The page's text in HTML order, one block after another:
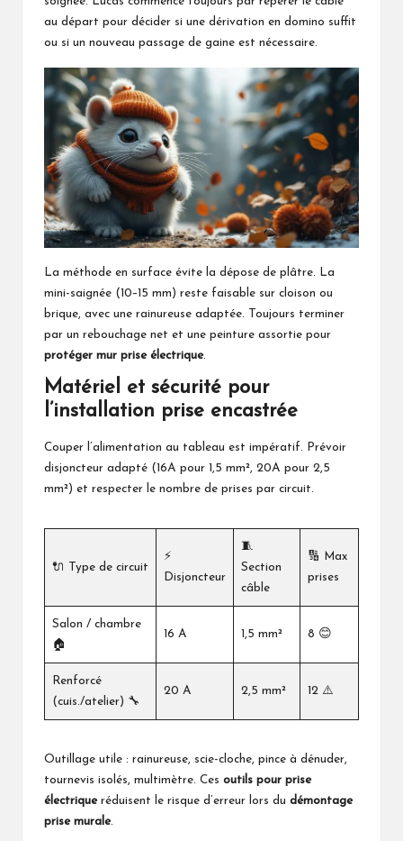
au départ pour décider si une dérivation en domino suffit
ou si un nouveau passage de gaine est nécessaire.
La méthode en surface évite la dépose de plâtre. La
mini-saignée (10–15 mm) reste faisable sur cloison ou
brique, avec une rainureuse adaptée. Toujours terminer
par un rebouchage net et une peinture assortie pour
protéger mur prise électrique.
Matériel et sécurité pour
l’installation prise encastrée
Couper l’alimentation au tableau est impératif. Prévoir
disjoncteur adapté (16A pour 1,5 mm², 20A pour 2,5
mm²) et respecter le nombre de prises par circuit.
🔌 Type de circuit
⚡
Disjoncteur
🧵
Section
câble
🔢 Max
prises
Salon / chambre
🏠
16 A 1,5 mm² 8 😊
Renforcé
(cuis./atelier) 🔧
20 A 2,5 mm² 12 ⚠️
Outillage utile : rainureuse, scie-cloche, pince à dénuder,
tournevis isolés, multimètre. Ces outils pour prise
électriqueréduisent le risque d’erreur lors du démontage
prise murale.